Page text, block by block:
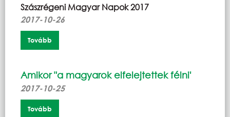
Szászrégeni Magyar Napok 2017
2017-10-26
Tovább
Amikor "a magyarok elfelejtettek félni'
2017-10-25
Tovább